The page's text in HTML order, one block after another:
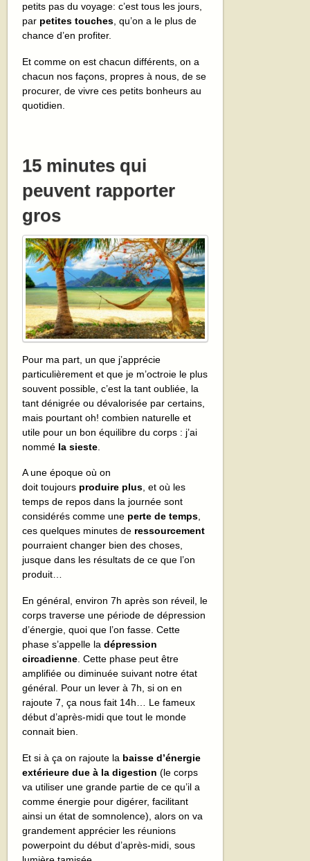
petits pas du voyage: c’est tous les jours,
par petites touches , qu’on a le plus de
chance d’en profiter.
Et comme on est chacun différents, on a
chacun nos façons, propres à nous, de se
procurer, de vivre ces petits bonheurs au
quotidien.
15 minutes qui
peuvent rapporter
gros
Pour ma part, un que j’apprécie
particulièrement et que je m’octroie le plus
souvent possible, c’est la tant oubliée, la
tant dénigrée ou dévalorisée par certains,
mais pourtant oh! combien naturelle et
utile pour un bon équilibre du corps : j’ai
nommé la sieste
A une époque où on
doit toujours produire plus, et où les
temps de repos dans la journée sont
considérés comme une perte de temps,
ces quelques minutes de ressourcement
pourraient changer bien des choses,
jusque dans les résultats de ce que l’on
produit…
En général, environ 7h après son réveil, le
corps traverse une période de dépression
d’énergie, quoi que l’on fasse. Cette
phase s’appelle ladépression
circadienne. Cette phase peut être
amplifiée ou diminuée suivant notre état
général. Pour un lever à 7h, si on en
rajoute 7, ça nous fait 14h… Le fameux
début d’après-midi que tout le monde
connait bien.
Et si à ça on rajoute la baisse d’énergie
extérieure due à la digestion (le corps
va utiliser une grande partie de ce qu’il a
comme énergie pour digérer, facilitant
ainsi un état de somnolence), alors on va
grandement apprécier les réunions
powerpoint du début d’après-midi, sous